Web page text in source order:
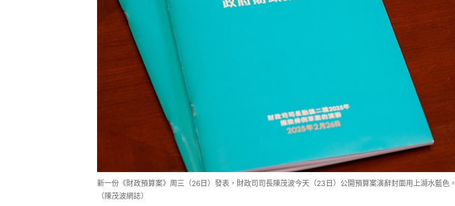
新一份《財政預算案》周三（26日）發表，財政司司長陳茂波今天（23日）公開預算案演辭封面用上湖水藍色。
（陳茂波網誌）